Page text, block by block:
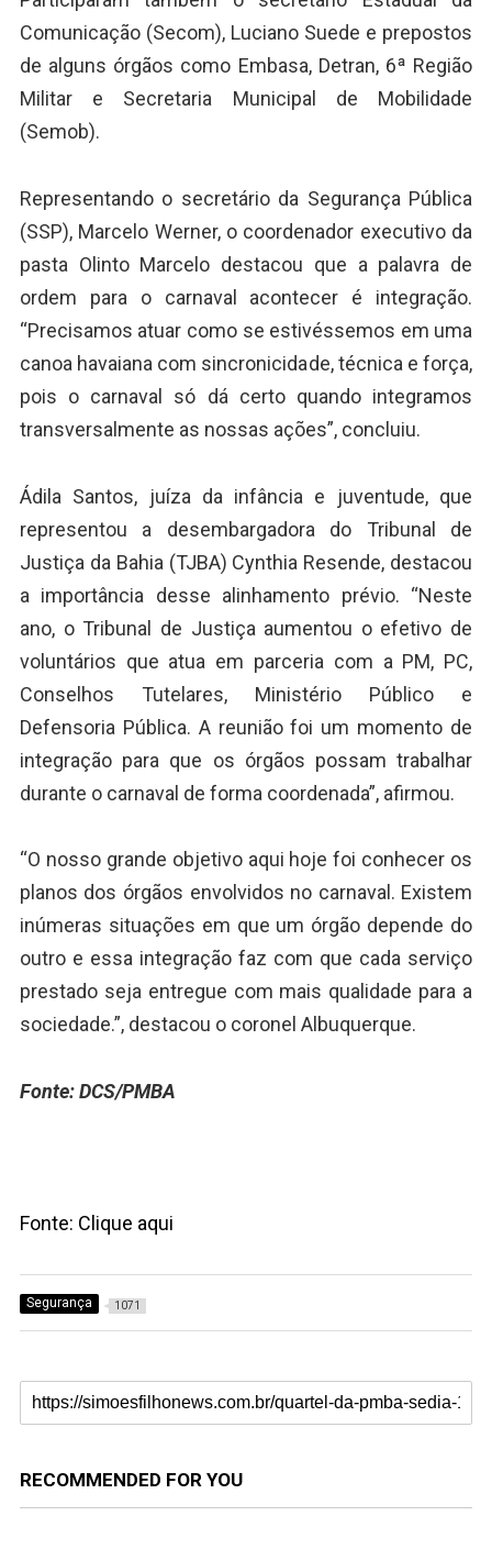
Comunicação (Secom), Luciano Suede e prepostos
de alguns órgãos como Embasa, Detran, 6ª Região
Militar e Secretaria Municipal de Mobilidade
(Semob).
Representando o secretário da Segurança Pública
(SSP), Marcelo Werner, o coordenador executivo da
pasta Olinto Marcelo destacou que a palavra de
ordem para o carnaval acontecer é integração.
“Precisamos atuar como se estivéssemos em uma
canoa havaiana com sincronicidade, técnica e força,
pois o carnaval só dá certo quando integramos
transversalmente as nossas ações”, concluiu.
Ádila Santos, juíza da infância e juventude, que
representou a desembargadora do Tribunal de
Justiça da Bahia (TJBA) Cynthia Resende, destacou
a importância desse alinhamento prévio. “Neste
ano, o Tribunal de Justiça aumentou o efetivo de
voluntários que atua em parceria com a PM, PC,
Conselhos Tutelares, Ministério Público e
Defensoria Pública. A reunião foi um momento de
integração para que os órgãos possam trabalhar
durante o carnaval de forma coordenada”, afirmou.
“O nosso grande objetivo aqui hoje foi conhecer os
planos dos órgãos envolvidos no carnaval. Existem
inúmeras situações em que um órgão depende do
outro e essa integração faz com que cada serviço
prestado seja entregue com mais qualidade para a
sociedade.”, destacou o coronel Albuquerque.
Fonte: DCS/PMBA
Fonte: Clique aqui
Segurança 1071
RECOMMENDED FOR YOU